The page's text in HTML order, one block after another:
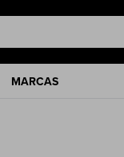
MARCAS